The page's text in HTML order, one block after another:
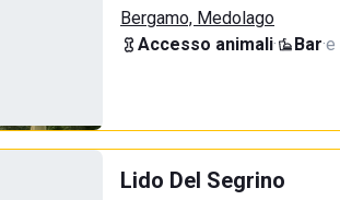
Bergamo, Medolago
Accesso animali· Bar·e
Lido Del Segrino